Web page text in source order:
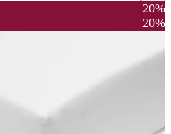
20%
20%